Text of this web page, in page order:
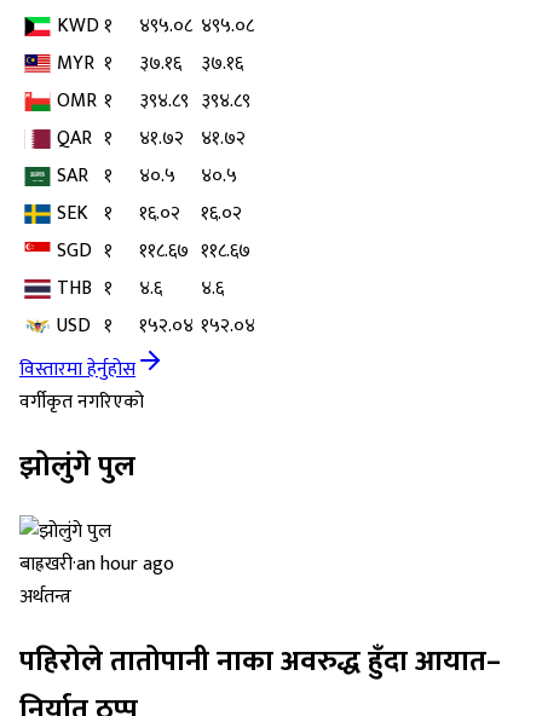
KWD१ ४९५.०८ ४९५.०८
MYR १ ३७.१६
३७.१६
OMR १ ३९४.८९ ३९४.८९
QAR १ ४१.७२ ४१.७२
SAR १ ४०.५
४०.५
SEK १ १६.०२
१६.०२
SGD १ ११८.६७ ११८.६७
THB १ ४.६
४.६
USD १ १५२.०४ १५२.०४
विस्तारमा हेर्नुहोस
वर्गीकृत नगरिएको
झोलुंगे पुल
बाह्रखरी·an hour ago
अर्थतन्त्र
पहिरोले तातोपानी नाका अवरुद्ध हुँदा आयात–